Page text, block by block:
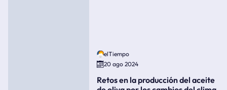
elTiempo
20 ago 2024
Retos en la producción del aceite